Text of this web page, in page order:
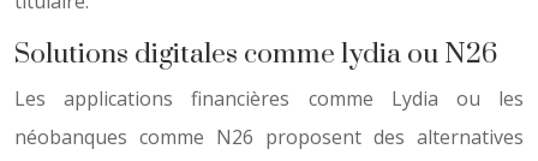
Solutions digitales comme lydia ou N26
Les applications financières comme Lydia ou les
néobanques comme N26 proposent des alternatives